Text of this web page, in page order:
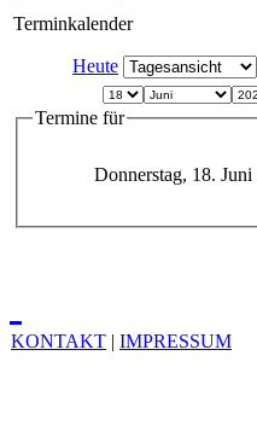
Terminkalender
Heute
Termine für
Donnerstag, 18. Juni
KONTAKT | IMPRESSUM